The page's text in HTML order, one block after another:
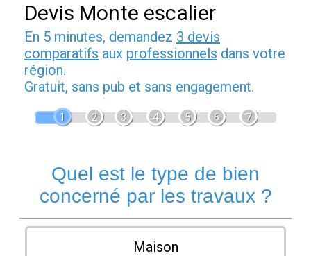
Devis Monte escalier
En 5 minutes, demandez 3 devis
comparatifs aux professionnels dans votre
région.
Gratuit, sans pub et sans engagement.
1 2 3 4 5 6 7
Quel est le type de bien
concerné par les travaux ?
Maison